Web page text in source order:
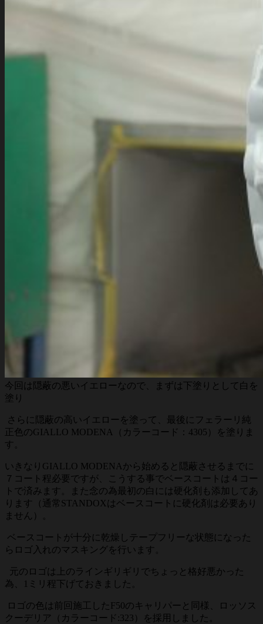
今回は隠蔽の悪いイエローなので、まずは下塗りとして白を
塗り
さらに隠蔽の高いイエローを塗って、最後にフェラーリ純
正色のGIALLO MODENA（カラーコード：4305）を塗りま
す。
いきなりGIALLO MODENAから始めると隠蔽させるまでに
７コート程必要ですが、こうする事でベースコートは４コー
トで済みます。また念の為最初の白には硬化剤も添加してあ
ります（通常STANDOXはベースコートに硬化剤は必要あり
ません）。
ベースコートが十分に乾燥しテープフリーな状態になった
らロゴ入れのマスキングを行います。
元のロゴは上のラインギリギリでちょっと格好悪かった
為、1ミリ程下げておきました。
ロゴの色は前回施工したF50のキャリパーと同様、ロッソス
クーデリア（カラーコード:323）を採用しました。